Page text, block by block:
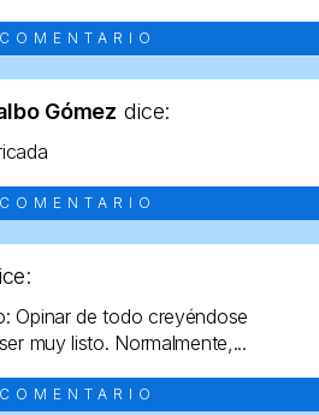
Gómez dice:
Opinar de todo creyéndose
muy listo. Normalmente,...